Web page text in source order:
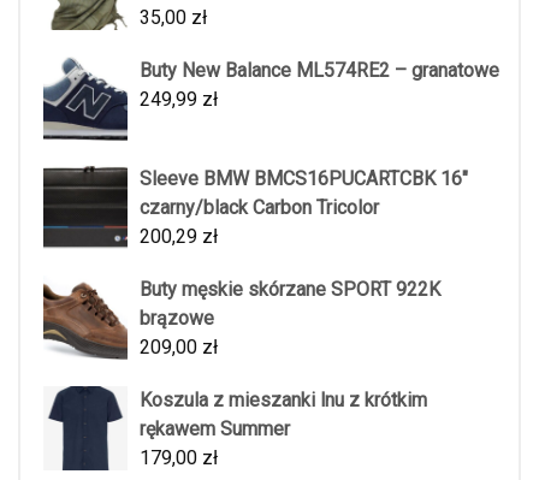
35,00 zł
Buty New Balance ML574RE2 – granatowe
249,99 zł
Sleeve BMW BMCS16PUCARTCBK 16"
czarny/black Carbon Tricolor
200,29 zł
Buty męskie skórzane SPORT 922K
brązowe
209,00 zł
Koszula z mieszanki lnu z krótkim
rękawem Summer
179,00 zł